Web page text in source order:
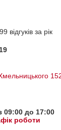
відгуків за рік
09:00 до 17:00
роботи